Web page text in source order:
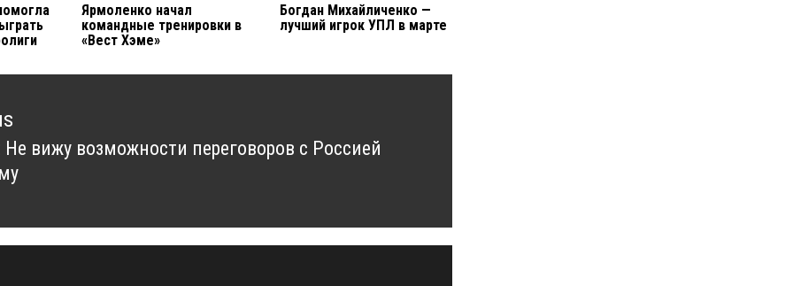
Ярмоленко начал
командные тренировки в
«Вест Хэме»
Богдан Михайличенко —
лучший игрок УПЛ в марте
Не вижу возможности переговоров с Россией